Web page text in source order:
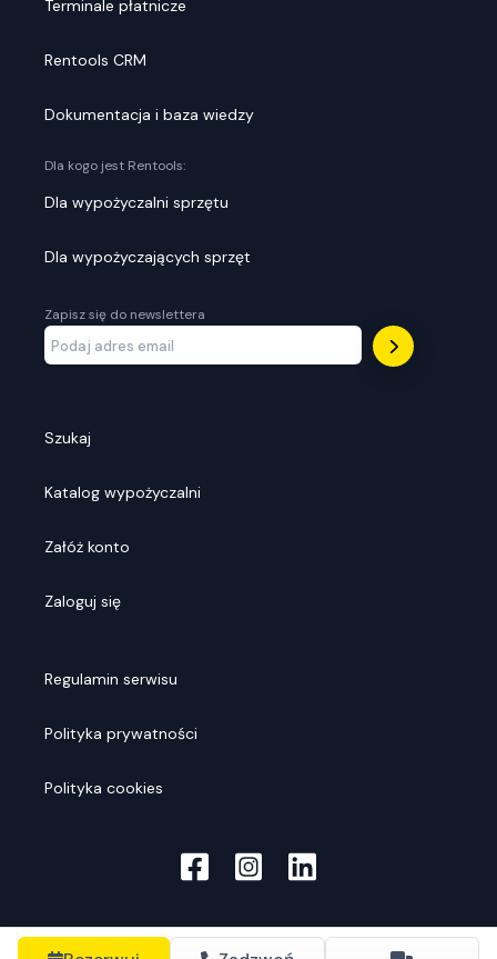
Terminale płatnicze
Rentools CRM
Dokumentacja i baza wiedzy
Dla kogo jest Rentools:
Dla wypożyczalni sprzętu
Dla wypożyczających sprzęt
Zapisz się do newslettera
Szukaj
Katalog wypożyczalni
Załóż konto
Zaloguj się
Regulamin serwisu
Polityka prywatności
Polityka cookies